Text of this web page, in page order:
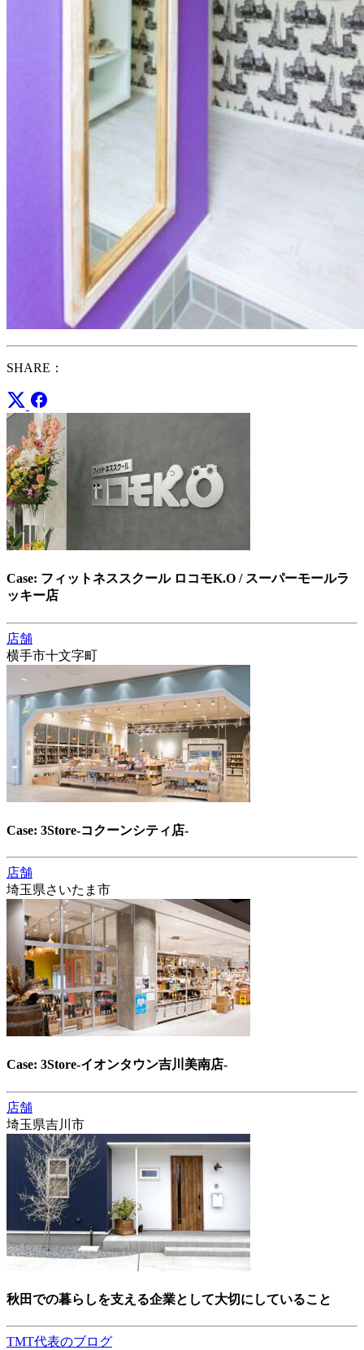
SHARE：
Case: フィットネススクール ロコモK.O / スーパーモールラ
ッキー店
店舗
横手市十文字町
Case: 3Store-コクーンシティ店-
店舗
埼玉県さいたま市
Case: 3Store-イオンタウン吉川美南店-
店舗
埼玉県吉川市
秋田での暮らしを支える企業として大切にしていること
TMT代表のブログ